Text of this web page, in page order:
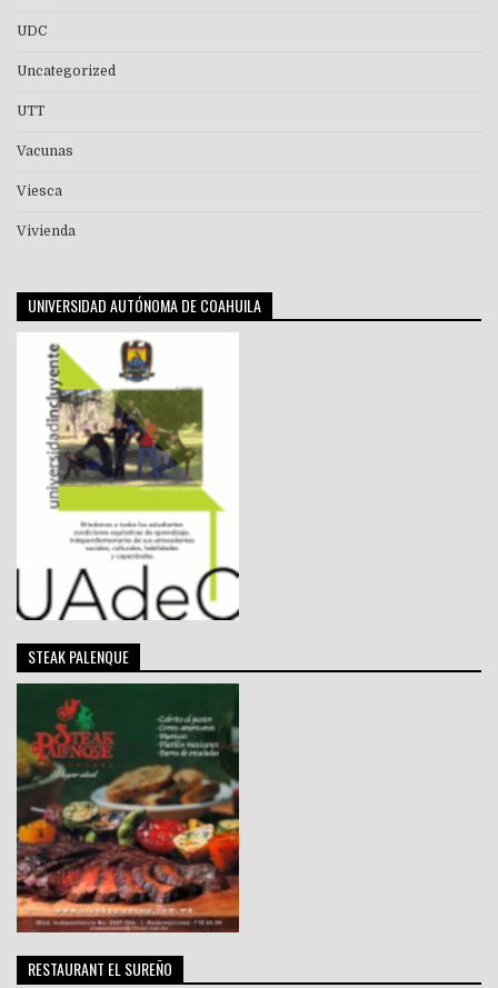
UDC
Uncategorized
UTT
Vacunas
Viesca
Vivienda
UNIVERSIDAD AUTÓNOMA DE COAHUILA
STEAK PALENQUE
RESTAURANT EL SUREÑO